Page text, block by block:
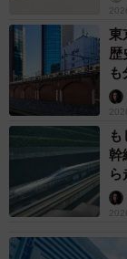
東
歴
し
幹
係